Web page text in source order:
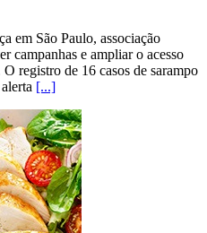
em São Paulo, associação
campanhas e ampliar o acesso
registro de 16 casos de sarampo
[...]